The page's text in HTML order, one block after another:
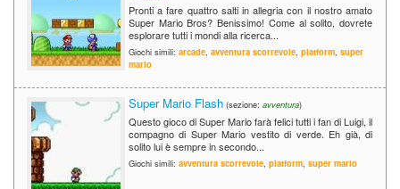
Pronti a fare quattro salti in allegria con il nostro amato
Super Mario Bros? Benissimo! Come al solito, dovrete
esplorare tutti i mondi alla ricerca...
Giochi simili: arcade, avventura scorrevole, platform, super
mario
Super Mario Flash (sezione: avventura)
Questo gioco di Super Mario farà felici tutti i fan di Luigi, il
compagno di Super Mario vestito di verde. Eh già, di
solito lui è sempre in secondo...
Giochi simili: avventura scorrevole, platform, super mario